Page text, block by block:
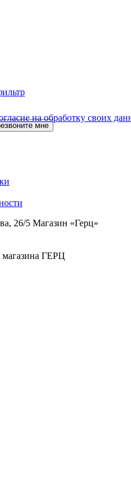
мне
на обработку своих
26/5 Магазин «Герц»